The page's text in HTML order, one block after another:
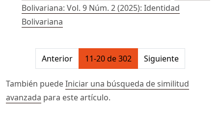
Bolivariana: Vol. 9 Núm. 2 (2025): Identidad
Bolivariana
##issue.pagination##
Anterior 11-20 de 302 Siguiente
También puedeIniciar una búsqueda de similitud
avanzada para este artículo.